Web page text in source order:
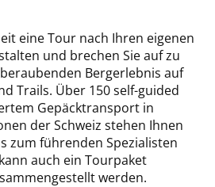
eine Tour nach Ihren eigenen
und brechen Sie auf zu
Bergerlebnis auf
Trails. Über 150 self-guided
Gepäcktransport in
der Schweiz stehen Ihnen
zum führenden Spezialisten
auch ein Tourpaket
werden.